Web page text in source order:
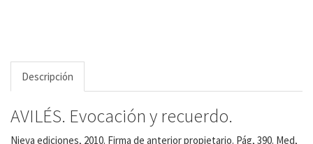
Descripción
AVILÉS. Evocación y recuerdo.
Nieva ediciones, 2010. Firma de anterior propietario. Pág, 390. Med,